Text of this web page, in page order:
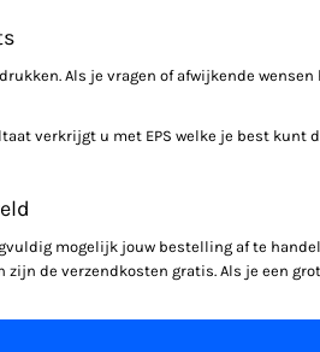
Als je vragen of afwijkende
verkrijgt u met EPS welke je best
mogelijk jouw bestelling af te
de verzendkosten gratis. Als je een